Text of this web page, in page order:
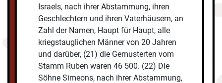
Israels, nach ihrer Abstammung, ihren
Geschlechtern und ihren Vaterhäusern, an
Zahl der Namen, Haupt für Haupt, alle
kriegstauglichen Männer von 20 Jahren
und darüber, (21) die Gemusterten vom
Stamm Ruben waren 46 500. (22) Die
Söhne Simeons, nach ihrer Abstammung,